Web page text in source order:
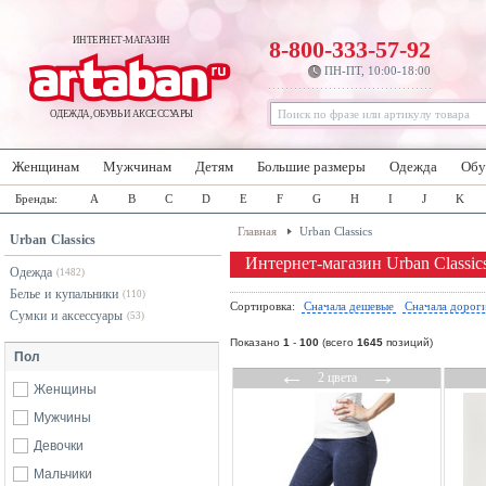
ИНТЕРНЕТ-МАГАЗИН
ОДЕЖДА, ОБУВЬ И АКСЕССУАРЫ
8-800-333-57-92
ПН-ПТ, 10:00-18:00
Женщинам Мужчинам Детям Большие размеры Одежда
Бренды: A B C D E F G H I J K
Urban Classics
Одежда (1482)
Белье и купальники (110)
Сумки и аксессуары (53)
Пол
Женщины
Мужчины
Девочки
Мальчики
Главная Urban Classics
Интернет-магазин Urban
Сортировка: Сначала дешевые Сначала
Показано 1 - 100 (всего 1645 позиций)
←2 цвета→